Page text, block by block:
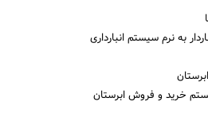
به نرم سیستم انبارداری
خرید و فروش ابرستان